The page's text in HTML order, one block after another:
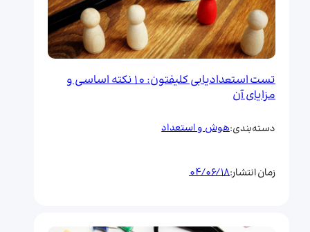
تست استعدادیابی کلیفتون: 10 نکته اساسی و
مزایای آن
دسته‌بندی:هوش و استعداد
زمان انتشار:04/06/18